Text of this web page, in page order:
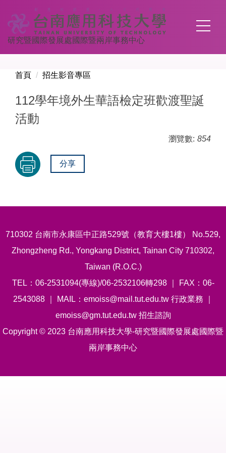
到
主
要
內
研究暨國際發展處國際暨兩岸事務中心
首頁 招生影音專區
112學年境外生華語檢定班歡渡聖誕
活動
瀏覽數: 854
分享
710302 台南市永康區中正路529號（教育大樓1樓） No.529,
Zhongzheng Rd., Yongkang District, Tainan City 710302,
Taiwan (R.O.C.)
TEL：06-2531094(專線)/06-2532106轉298 ｜ FAX：06-
2543088 ｜ MAIL：emoiss@mail.tut.edu.tw 行政業務 ｜
emoiss@gm.tut.edu.tw 招生諮詢
Copyright © 2023 台南應用科技大學-研究暨國際發展處國際暨
兩岸事務中心